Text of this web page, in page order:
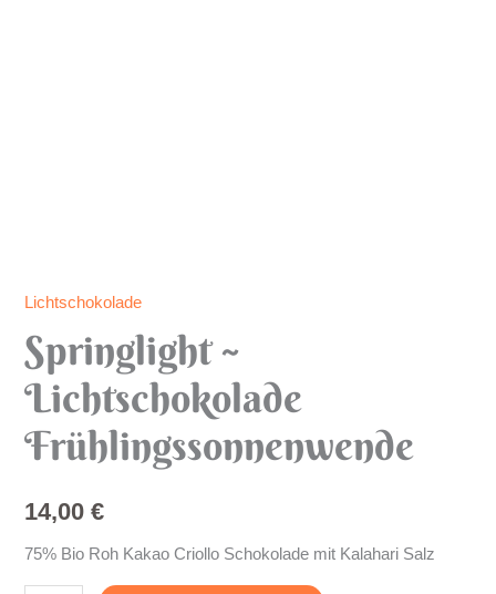
Lichtschokolade
Springlight ~
Lichtschokolade
Frühlingssonnenwende
14,00€
75% Bio Roh Kakao Criollo Schokolade mit Kalahari Salz